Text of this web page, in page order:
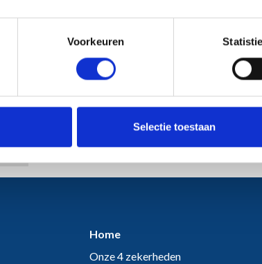
Voorkeuren
Selectie toestaan
Home
Onze 4 zekerheden